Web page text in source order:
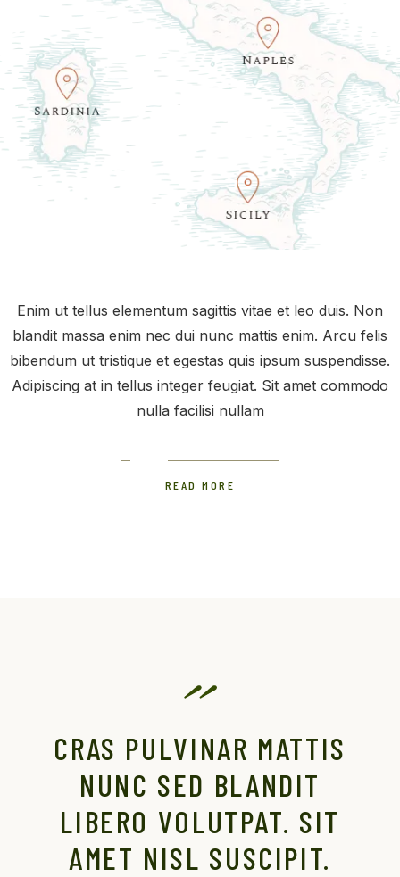
Enim ut tellus elementum sagittis vitae et leo duis. Non
blandit massa enim nec dui nunc mattis enim. Arcu felis
bibendum ut tristique et egestas quis ipsum suspendisse.
Adipiscing at in tellus integer feugiat. Sit amet commodo
nulla facilisi nullam
READ MORE
CRAS PULVINAR MATTIS
NUNC SED BLANDIT
LIBERO VOLUTPAT. SIT
AMET NISL SUSCIPIT.